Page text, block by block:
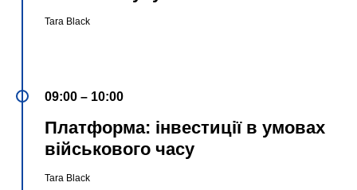
Tara Black
09:00 – 10:00
Платформа: інвестиції в умовах
військового часу
Tara Black